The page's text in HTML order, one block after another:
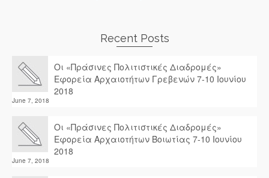
Recent Posts
Οι «Πράσινες Πολιτιστικές Διαδρομές»
Εφορεία Αρχαιοτήτων Γρεβενών 7-10 Ιουνίου
2018
June 7, 2018
Οι «Πράσινες Πολιτιστικές Διαδρομές»
Εφορεία Αρχαιοτήτων Βοιωτίας 7-10 Ιουνίου
2018
June 7, 2018